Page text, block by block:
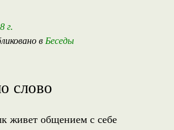
г.
в Беседы
слово
живет общением с себе